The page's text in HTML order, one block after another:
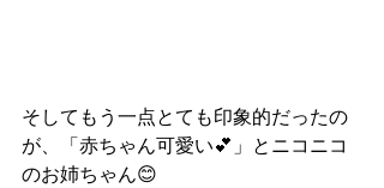
そしてもう一点とても印象的だったの
が、「赤ちゃん可愛い💕」とニコニコ
のお姉ちゃん😊